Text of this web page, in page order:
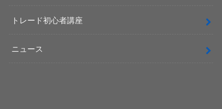
トレード初心者講座
ニュース